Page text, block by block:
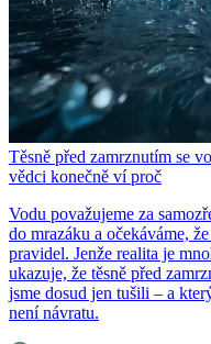
Těsně před zamrznutím se
vědci konečně ví proč
Vodu považujeme za
do mrazáku a očekáváme,
pravidel. Jenže realita je
ukazuje, že těsně před
jsme dosud jen tušili – a
není návratu.